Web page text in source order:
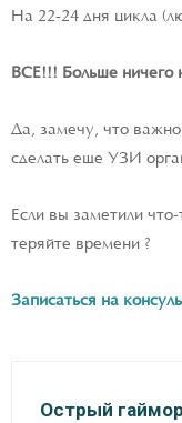
На 22-24 дня цикла
ВСЕ!!! Больше ничего
Да, замечу, что
сделать еще УЗИ
Если вы заметили
теряйте времени ?
Записаться на
Острый